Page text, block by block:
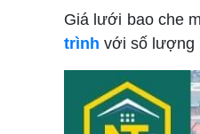
Giá lưới bao che
trình với số lượng